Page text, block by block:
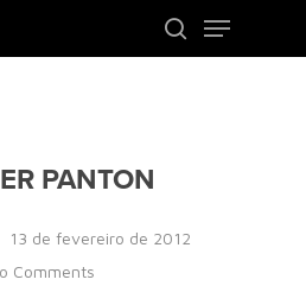
PANTON
13 de fevereiro de 2012
Comments